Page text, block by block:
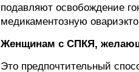
подавляют освобождение
медикаментозную
Женщинам с СПКЯ,
Это предпочтительный